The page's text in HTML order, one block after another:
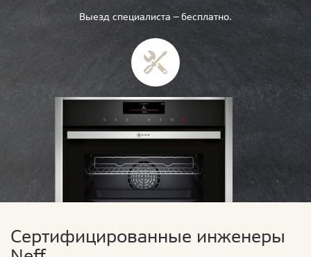
Выезд специалиста — бесплатно.
Сертифицированные инженеры